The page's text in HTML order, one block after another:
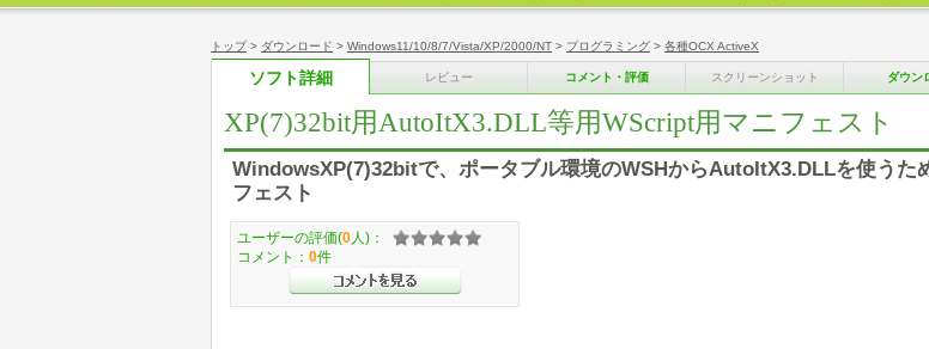
トップ> ダウンロード > Windows11/10/8/7/Vista/XP/2000/NT > プログラミング > 各種OCX ActiveX
ソフト詳細 レビュー コメント・評価 スクリーンショット ダウン
XP(7)32bit用AutoItX3.DLL等用WScript用マニフェスト
WindowsXP(7)32bitで、ポータブル環境のWSHからAutoItX3.DLLを使うた
フェスト
ユーザーの評価(0 人)：
コメント： 0件